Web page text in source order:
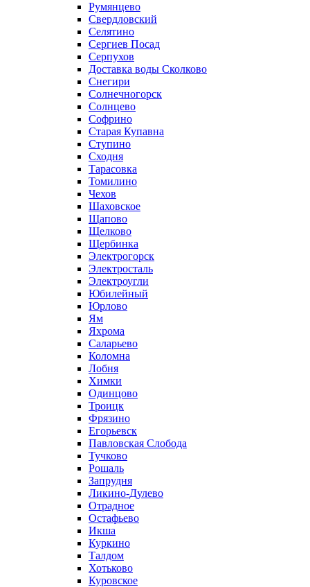
Румянцево
Свердловский
Селятино
Сергиев Посад
Серпухов
Доставка воды Сколково
Снегири
Солнечногорск
Солнцево
Софрино
Старая Купавна
Ступино
Сходня
Тарасовка
Томилино
Чехов
Шаховское
Щапово
Щелково
Щербинка
Электрогорск
Электросталь
Электроугли
Юбилейный
Юрлово
Ям
Яхрома
Саларьево
Коломна
Лобня
Химки
Одинцово
Троицк
Фрязино
Егорьевск
Павловская Слобода
Тучково
Рошаль
Запрудня
Ликино-Дулево
Отрадное
Остафьево
Икша
Куркино
Талдом
Хотьково
Куровское